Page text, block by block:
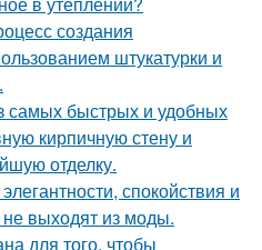
создания
штукатурки и
быстрых и удобных
кирпичную стену и
отделку.
спокойствия и
не выходят из моды.
для того, чтобы